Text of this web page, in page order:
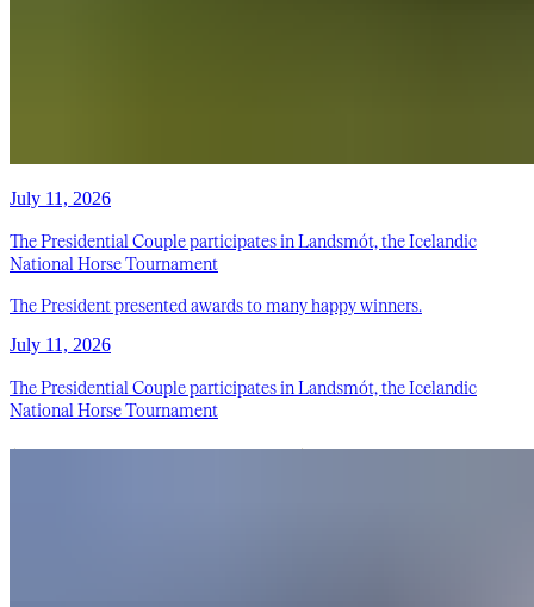
July 11, 2026
The Presidential Couple participates in Landsmót, the Icelandic
National Horse Tournament
The President presented awards to many happy winners.
July 11, 2026
The Presidential Couple participates in Landsmót, the Icelandic
National Horse Tournament